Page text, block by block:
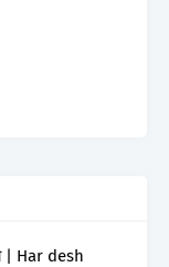
| Har desh